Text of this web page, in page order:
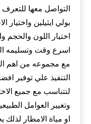
التواصل معها
بولي ايثيلين
اختيار اللون
اسرع وقت وتسليمه
مع مجموعه من اهم
التنفيذ علي توفير
لتتناسب مع جميع
وتغيير العوامل
او مياة الامطار